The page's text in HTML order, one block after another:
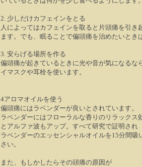
2. 少しだけカフェインをとる
人によってはカフェインを取ると片頭痛を引
ます。でも、眠ることで偏頭痛を治めたいとき
3. 安らげる場所を作る
偏頭痛が起きているときに光や音が気になる
イマスクや耳栓を使います。
4アロマオイルを使う
偏頭痛にはラベンダーが良いとされています。
ラベンダーにはフローラルな香りのリラック
とアルファ波もアップ。すべて研究で証明され
ラベンダーのエッセンシャルオイルを15分間吸
さい。
また、もしかしたらその頭痛の原因が